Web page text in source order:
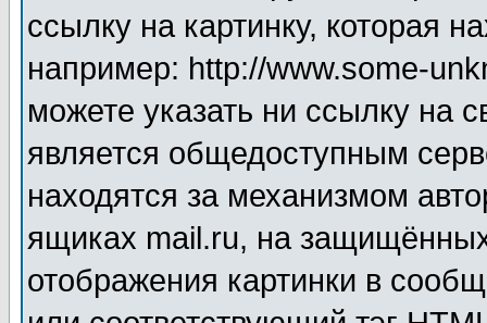
ссылку на картинку, которая
например: http://www.some-
можете указать ни ссылку на
является общедоступным
находятся за механизмом
ящиках mail.ru, на
отображения картинки в